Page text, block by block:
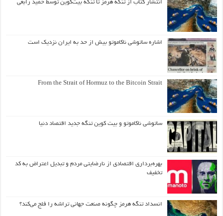
انتشار کتاب از تنگه هرمز تا تنگه بیت‌کوین توسط حمید رابعی
اشاره ساتوشی ناکاموتو بیش از حد به ایران نزدیک است
From the Strait of Hormuz to the Bitcoin Strait
ساتوشی ناکاموتو و بیت کوین تنگه جدید اقتصاد دنیا
بهره‌برداری اقتصادی از نارضایتی مردم و تبدیل اعتراض به کد
تخفیف
انسداد تنگه هرمز چگونه صنعت جهانی تراشه را فلج می‌کند؟